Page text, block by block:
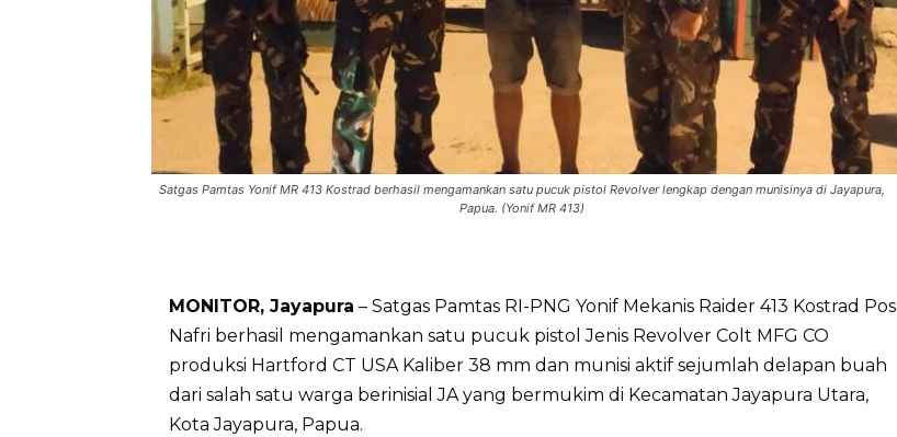
Satgas Pamtas Yonif MR 413 Kostrad berhasil mengamankan satu pucuk pistol Revolver lengkap dengan munisinya di Jayapura,
Papua. (Yonif MR 413)
MONITOR, Jayapura – Satgas Pamtas RI-PNG Yonif Mekanis Raider 413 Kostrad Pos
Nafri berhasil mengamankan satu pucuk pistol Jenis Revolver Colt MFG CO
produksi Hartford CT USA Kaliber 38 mm dan munisi aktif sejumlah delapan buah
dari salah satu warga berinisial JA yang bermukim di Kecamatan Jayapura Utara,
Kota Jayapura, Papua.